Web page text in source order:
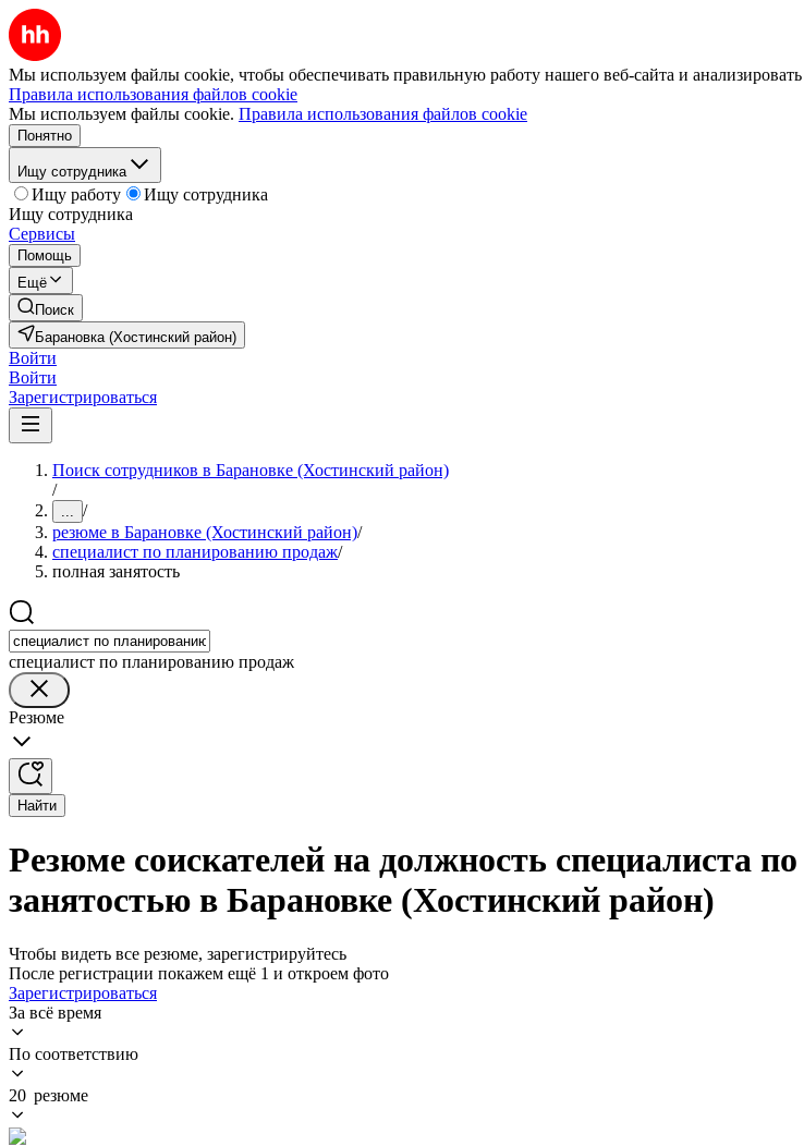
Мы используем файлы cookie, чтобы обеспечивать правильную работу нашего веб-сайта и анализировать
Правила использования файлов cookie
Мы используем файлы cookie. Правила использования файлов cookie
Понятно
Ищу сотрудника
Ищу работу
Ищу сотрудника
Ищу сотрудника
Сервисы
Помощь
Ещё
Поиск
Барановка (Хостинский район)
Войти
Войти
Зарегистрироваться
Поиск сотрудников в Барановке (Хостинский район)
/
... /
резюме в Барановке (Хостинский район)/
специалист по планированию продаж/
полная занятость
специалист по планированию продаж
Резюме
Найти
Резюме соискателей на должность специалиста
занятостью в Барановке (Хостинский район)
Чтобы видеть все резюме, зарегистрируйтесь
После регистрации покажем ещё 1 и откроем фото
Зарегистрироваться
За всё время
По соответствию
20 резюме